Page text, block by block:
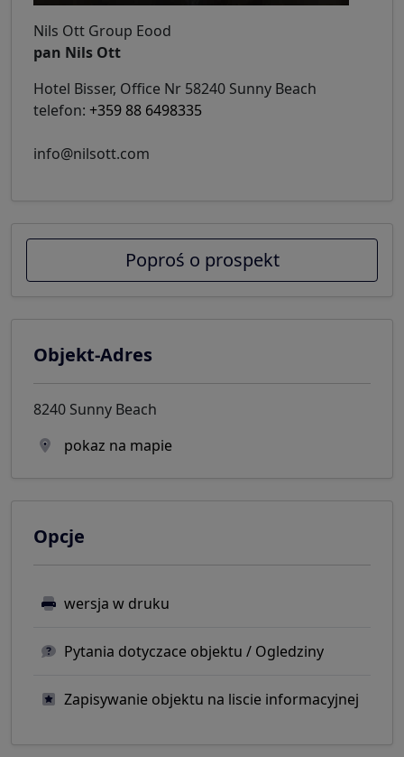
Nils Ott Group Eood
pan Nils Ott
Hotel Bisser, Office Nr 58240 Sunny Beach
telefon: +359 88 6498335
info@nilsott.com
Poproś o prospekt
Objekt-Adres
8240 Sunny Beach
pokaz na mapie
Opcje
wersja w druku
Pytania dotyczace objektu / Ogledziny
Zapisywanie objektu na liscie informacyjnej